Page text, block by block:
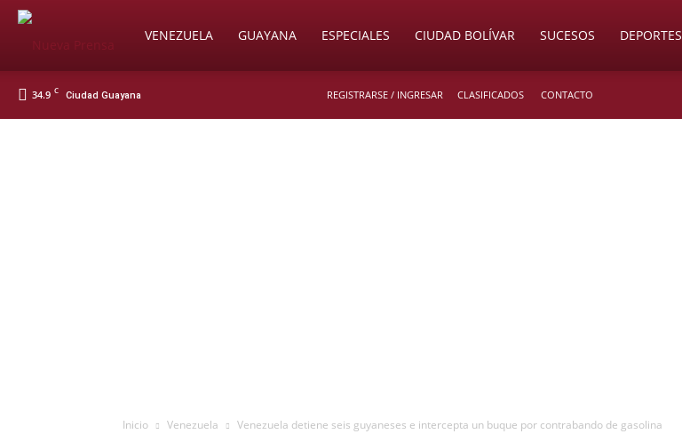
SoyVENEZUELA GUAYANA ESPECIALES CIUDAD BOLÍVAR SUCESOS DEPORTES
34.9 C Ciudad Guayana REGISTRARSE / INGRESAR CLASIFICADOS CONTACTO
Inicio Venezuela Venezuela detiene seis guyaneses e intercepta un buque por contrabando de gasolina